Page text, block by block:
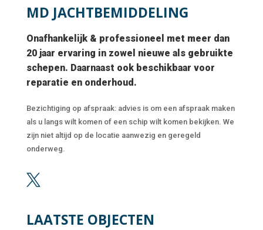
MD JACHTBEMIDDELING
Onafhankelijk & professioneel met meer dan
20 jaar ervaring in zowel nieuwe als gebruikte
schepen. Daarnaast ook beschikbaar voor
reparatie en onderhoud.
Bezichtiging op afspraak: advies is om een afspraak maken
als u langs wilt komen of een schip wilt komen bekijken. We
zijn niet altijd op de locatie aanwezig en geregeld
onderweg.

LAATSTE OBJECTEN